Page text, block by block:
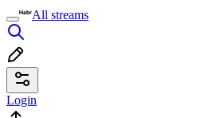
All streams
Login